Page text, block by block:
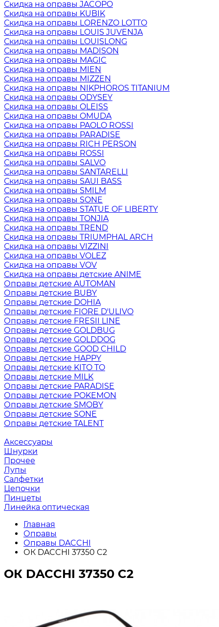
Скидка на оправы JACOPO
Скидка на оправы KUBIK
Скидка на оправы LORENZO LOTTO
Скидка на оправы LOUIS JUVENJA
Скидка на оправы LOUISLONG
Скидка на оправы MADISON
Скидка на оправы MAGIC
Скидка на оправы MIEN
Скидка на оправы MIZZEN
Скидка на оправы NIKPHOROS TITANIUM
Скидка на оправы ODYSEY
Скидка на оправы OLEISS
Скидка на оправы OMUDA
Скидка на оправы PAOLO ROSSI
Скидка на оправы PARADISE
Скидка на оправы RICH PERSON
Скидка на оправы ROSSI
Скидка на оправы SALVO
Скидка на оправы SANTARELLI
Скидка на оправы SAUI BASS
Скидка на оправы SMILM
Скидка на оправы SONE
Скидка на оправы STATUE OF LIBERTY
Скидка на оправы TONJIA
Скидка на оправы TREND
Скидка на оправы TRIUMPHAL ARCH
Скидка на оправы VIZZINI
Скидка на оправы VOLEZ
Скидка на оправы VOV
Скидка на оправы детские ANIME
Оправы детские AUTOMAN
Оправы детские BUBY
Оправы детские DOHIA
Оправы детские FIORE D'ULIVO
Оправы детские FRESII LINE
Оправы детские GOLDBUG
Оправы детские GOLDDOG
Оправы детские GOOD CHILD
Оправы детские HAPPY
Оправы детские KITO TO
Оправы детские MILK
Оправы детские PARADISE
Оправы детские POKEMON
Оправы детские SMOBY
Оправы детские SONE
Оправы детские TALENT
Аксессуары
Шнурки
Прочее
Лупы
Салфетки
Цепочки
Пинцеты
Линейка оптическая
Главная
Оправы
Оправы DACCHI
ОК DACCHI 37350 C2
ОК DACCHI 37350 C2